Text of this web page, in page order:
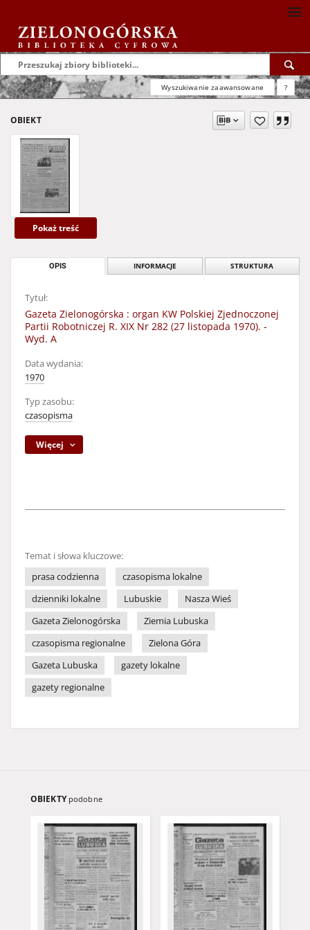
Wyszukiwanie zaawansowane ?
OBIEKT
Pokaż treść
OPIS INFORMACJE STRUKTURA
Tytuł:
Gazeta Zielonogórska : organ KW Polskiej Zjednoczonej
Partii Robotniczej R. XIX Nr 282 (27 listopada 1970). -
Wyd. A
Data wydania:
1970
Typ zasobu:
czasopisma
Więcej
Temat i słowa kluczowe:
prasa codzienna
czasopisma lokalne
dzienniki lokalne
Lubuskie
Nasza Wieś
Gazeta Zielonogórska
Ziemia Lubuska
czasopisma regionalne
Zielona Góra
Gazeta Lubuska
gazety lokalne
gazety regionalne
OBIEKTY podobne